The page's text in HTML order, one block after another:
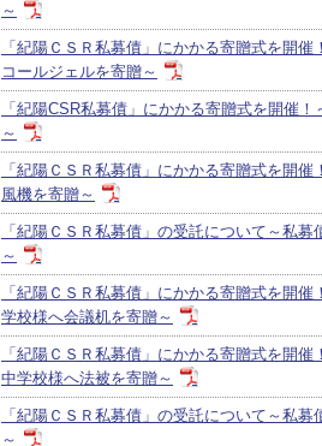
～
「紀陽ＣＳＲ私募債」にかかる寄贈式を開
コールジェルを寄贈～
「紀陽CSR私募債」にかかる寄贈式を開催
～
「紀陽ＣＳＲ私募債」にかかる寄贈式を開
風機を寄贈～
「紀陽ＣＳＲ私募債」の受託について～私
～
「紀陽ＣＳＲ私募債」にかかる寄贈式を開
学校様へ会議机を寄贈～
「紀陽ＣＳＲ私募債」にかかる寄贈式を開
中学校様へ法被を寄贈～
「紀陽ＣＳＲ私募債」の受託について～私
～